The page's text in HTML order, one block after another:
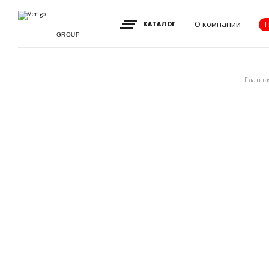
GROUP
КАТАЛОГ О компании
Видение, миссия